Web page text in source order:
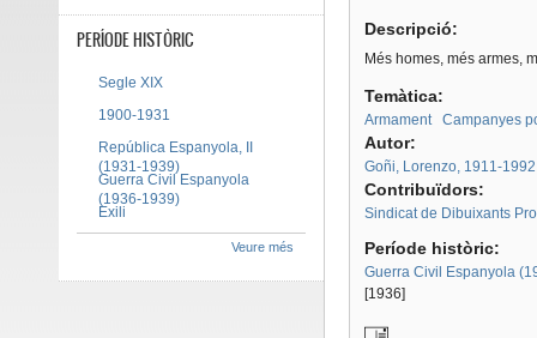
Descripció:
Més homes, més armes,
Temàtica:
Armament Campanyes
Autor:
Goñi, Lorenzo, 1911-1992
Contribuïdors:
Sindicat de Dibuixants
Període històric:
Guerra Civil Espanyola
[1936]
PERÍODE HISTÒRIC
Segle XIX
1900-1931
República Espanyola, II
(1931-1939)
Guerra Civil Espanyola
(1936-1939)
Exili
Veure més